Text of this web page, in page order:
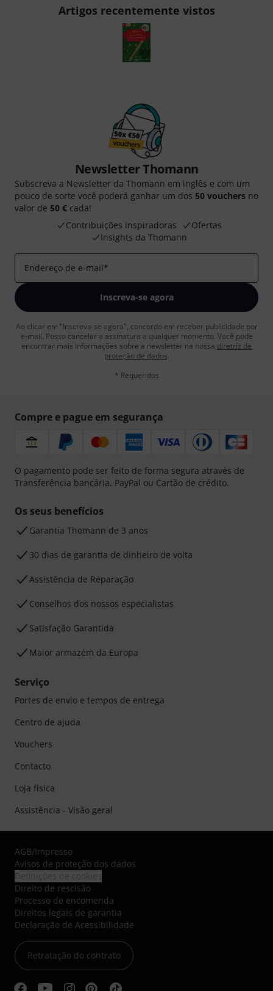
Artigos recentemente vistos
Newsletter Thomann
Subscreva a Newsletter da Thomann em inglês e com um
pouco de sorte você poderá ganhar um dos 50 vouchers no
valor de 50 € cada!
Contribuições inspiradoras
Ofertas
Insights da Thomann
Endereço de e-mail*
Inscreva-se agora
Ao clicar em "Inscreva-se agora", concordo em receber publicidade por
e-mail. Posso cancelar a assinatura a qualquer momento. Você pode
encontrar mais informações sobre a newsletter na nossa diretriz de
proteção de dados.
* Requeridos
Compre e pague em segurança
O pagamento pode ser feito de forma segura através de
Transferência bancária, PayPal ou Cartão de crédito.
Os seus benefícios
Garantia Thomann de 3 anos
30 dias de garantia de dinheiro de volta
Assistência de Reparação
Conselhos dos nossos especialistas
Satisfação Garantida
Maior armazém da Europa
Serviço
Portes de envio e tempos de entrega
Centro de ajuda
Vouchers
Contacto
Loja física
Assistência - Visão geral
AGB/Impresso
Avisos de proteção dos dados
Direito de rescisão
Processo de encomenda
Direitos legais de garantia
Declaração de Acessibilidade
Retratação do contrato